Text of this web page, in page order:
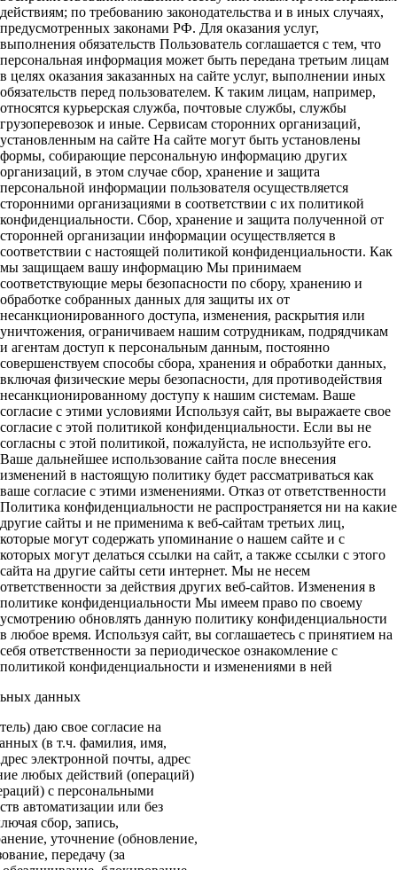
действиям; по требованию законодательства и в иных случаях,
предусмотренных законами РФ. Для оказания услуг,
выполнения обязательств Пользователь соглашается с тем, что
персональная информация может быть передана третьим лицам
в целях оказания заказанных на сайте услуг, выполнении иных
обязательств перед пользователем. К таким лицам, например,
относятся курьерская служба, почтовые службы, службы
грузоперевозок и иные. Сервисам сторонних организаций,
установленным на сайте На сайте могут быть установлены
формы, собирающие персональную информацию других
организаций, в этом случае сбор, хранение и защита
персональной информации пользователя осуществляется
сторонними организациями в соответствии с их политикой
конфиденциальности. Сбор, хранение и защита полученной от
сторонней организации информации осуществляется в
соответствии с настоящей политикой конфиденциальности. Как
мы защищаем вашу информацию Мы принимаем
соответствующие меры безопасности по сбору, хранению и
обработке собранных данных для защиты их от
несанкционированного доступа, изменения, раскрытия или
уничтожения, ограничиваем нашим сотрудникам, подрядчикам
и агентам доступ к персональным данным, постоянно
совершенствуем способы сбора, хранения и обработки данных,
включая физические меры безопасности, для противодействия
несанкционированному доступу к нашим системам. Ваше
согласие с этими условиями Используя сайт, вы выражаете свое
согласие с этой политикой конфиденциальности. Если вы не
согласны с этой политикой, пожалуйста, не используйте его.
Ваше дальнейшее использование сайта после внесения
изменений в настоящую политику будет рассматриваться как
ваше согласие с этими изменениями. Отказ от ответственности
Политика конфиденциальности не распространяется ни на какие
другие сайты и не применима к веб-сайтам третьих лиц,
которые могут содержать упоминание о нашем сайте и с
которых могут делаться ссылки на сайт, а также ссылки с этого
сайта на другие сайты сети интернет. Мы не несем
ответственности за действия других веб-сайтов. Изменения в
политике конфиденциальности Мы имеем право по своему
усмотрению обновлять данную политику конфиденциальности
в любое время. Используя сайт, вы соглашаетесь с принятием на
себя ответственности за периодическое ознакомление с
политикой конфиденциальности и изменениями в ней
данных
даю свое согласие на
(в т.ч. фамилия, имя,
электронной почты, адрес
любых действий (операций)
с персональными
автоматизации или без
сбор, запись,
уточнение (обновление,
передачу (за